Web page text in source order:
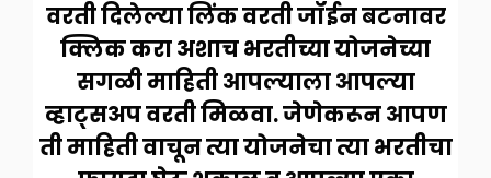
वरती दिलेल्या लिंक वरती जॉईन बटनावर
क्लिक करा अशाच भरतीच्या योजनेच्या
सगळी माहिती आपल्याला आपल्या
व्हाट्सअप वरती मिळवा. जेणेकरून आपण
ती माहिती वाचून त्या योजनेचा त्या भरतीचा